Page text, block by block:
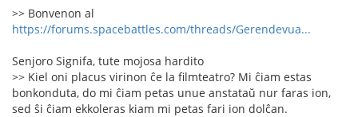
>> Bonvenon al
https://forums.spacebattles.com/threads/Gerendevua...
Senjoro Signifa, tute mojosa hardito
>> Kiel oni placus virinon ĉe la filmteatro? Mi ĉiam estas
bonkonduta, do mi ĉiam petas unue anstataŭ nur faras ion,
sed ŝi ĉiam ekkoleras kiam mi petas fari ion dolĉan.